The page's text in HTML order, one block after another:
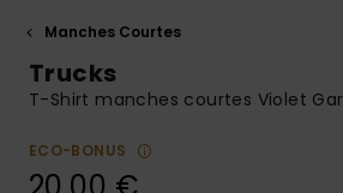
obtenir la
à votre
Manches Courtes
Trucks
T-Shirt manches courtes Violet
ECO-BONUS